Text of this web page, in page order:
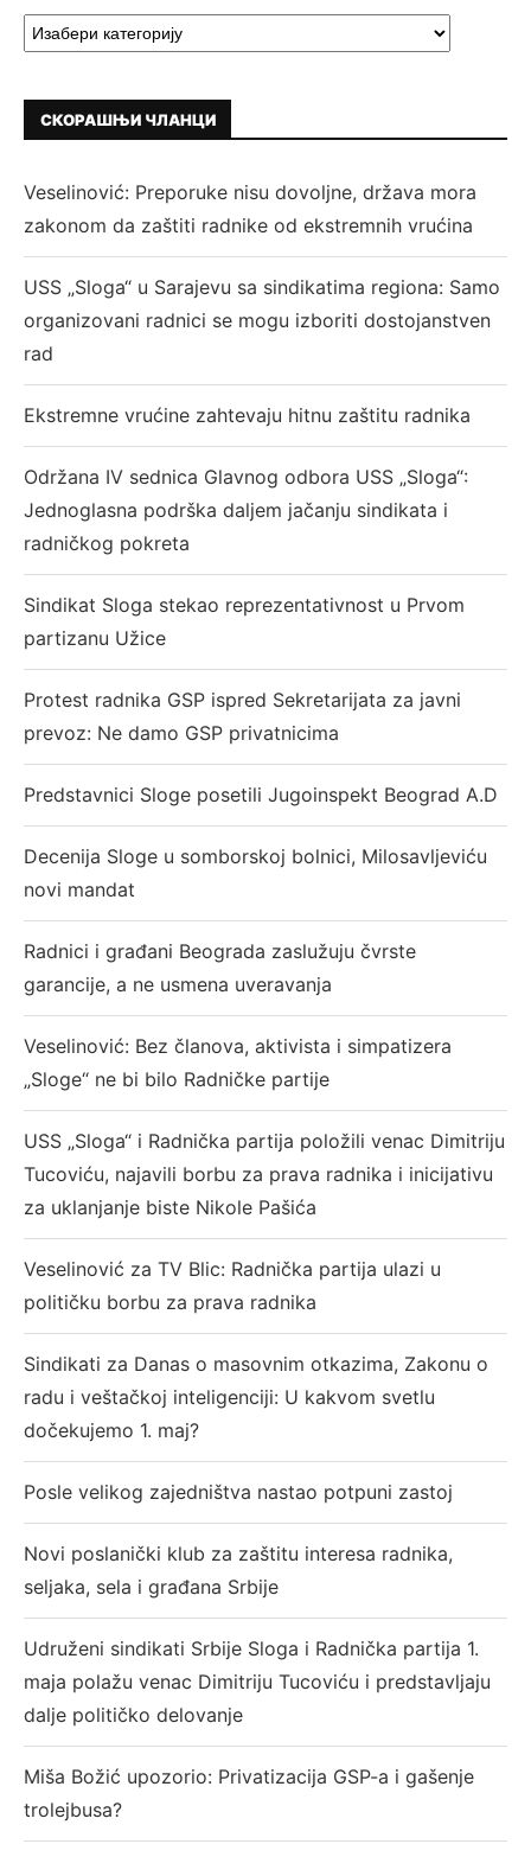
СКОРАШЊИ ЧЛАНЦИ
Veselinović: Preporuke nisu dovoljne, država mora
zakonom da zaštiti radnike od ekstremnih vrućina
USS „Sloga“ u Sarajevu sa sindikatima regiona: Samo
organizovani radnici se mogu izboriti dostojanstven
rad
Ekstremne vrućine zahtevaju hitnu zaštitu radnika
Održana IV sednica Glavnog odbora USS „Sloga“:
Jednoglasna podrška daljem jačanju sindikata i
radničkog pokreta
Sindikat Sloga stekao reprezentativnost u Prvom
partizanu Užice
Protest radnika GSP ispred Sekretarijata za javni
prevoz: Ne damo GSP privatnicima
Predstavnici Sloge posetili Jugoinspekt Beograd A.D
Decenija Sloge u somborskoj bolnici, Milosavljeviću
novi mandat
Radnici i građani Beograda zaslužuju čvrste
garancije, a ne usmena uveravanja
Veselinović: Bez članova, aktivista i simpatizera
„Sloge“ ne bi bilo Radničke partije
USS „Sloga“ i Radnička partija položili venac Dimitriju
Tucoviću, najavili borbu za prava radnika i inicijativu
za uklanjanje biste Nikole Pašića
Veselinović za TV Blic: Radnička partija ulazi u
političku borbu za prava radnika
Sindikati za Danas o masovnim otkazima, Zakonu o
radu i veštačkoj inteligenciji: U kakvom svetlu
dočekujemo 1. maj?
Posle velikog zajedništva nastao potpuni zastoj
Novi poslanički klub za zaštitu interesa radnika,
seljaka, sela i građana Srbije
Udruženi sindikati Srbije Sloga i Radnička partija 1.
maja polažu venac Dimitriju Tucoviću i predstavljaju
dalje političko delovanje
Miša Božić upozorio: Privatizacija GSP-a i gašenje
trolejbusa?